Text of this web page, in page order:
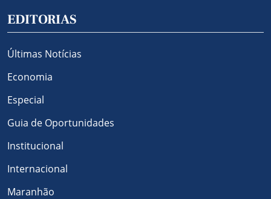
EDITORIAS
Últimas Notícias
Economia
Especial
Guia de Oportunidades
Institucional
Internacional
Maranhão